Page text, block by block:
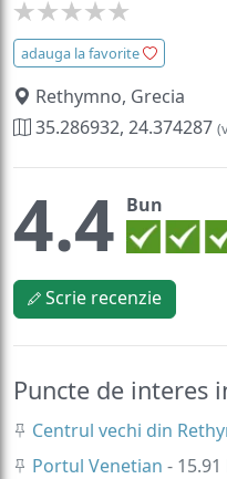
adauga la favorite
Rethymno, Grecia
35.286932, 24.374287
4.4 Bun
Scrie recenzie
Puncte de interes
Centrul vechi din
Portul Venetian -